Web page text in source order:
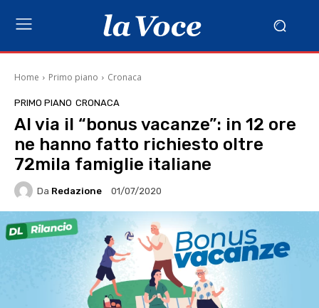
Home Primo piano Cronaca
PRIMO PIANO CRONACA
Al via il “bonus vacanze”: in 12 ore
ne hanno fatto richiesto oltre
72mila famiglie italiane
Da Redazione 01/07/2020